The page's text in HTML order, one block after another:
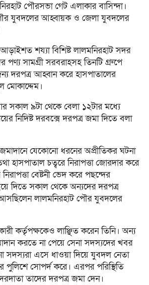
পৌরসভা গেট এলাকার বাসিন্দা।
যুবদলের আহ্বায়ক ও জেলা যুবদলের
আড়াইশত শয্যা বিশিষ্ট লালমনিরহাট সদর
পণ্য সামগ্রী সরবরাহসহ তিনটি গ্রুপে
দরপত্র আহ্বান করে হাসপাতালের
মোকাদ্দেম।
সকাল ৯টা থেকে বেলা ১২টার মধ্যে
নিদিষ্ট দরবক্সে দরপত্র জমা দিতে বলা
যেকোনো ধরনের অপ্রীতিকর ঘটনা
হাসপাতাল চত্বরে নিরাপত্তা জোরদার করে
বেষ্টনী ভেদ করে পছন্দের
দিতে সকাল থেকে অন্যদের দরপত্র
আসছিলেন লালমনিরহাট পৌর যুবদলের
কর্তৃপক্ষকেও লাঞ্ছিত করেন তিনি। অন্য
করতে না পেয়ে সেনা সদস্যদের খবর
সদস্যরা এসে ধাওয়া দিয়ে যুবদল নেতা
সোপর্দ করে। এরপর পরিস্থিতি
তাদের দরপত্র জমা দেন।